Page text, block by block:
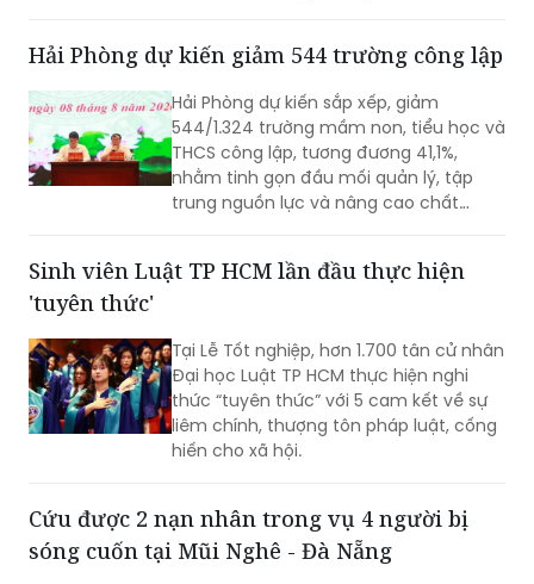
đến việc đổ, chôn lấp trái phép hơn
Hải Phòng dự kiến giảm 544 trường công lập
Hải Phòng dự kiến sắp xếp, giảm
544/1.324 trường mầm non, tiểu học và
THCS công lập, tương đương 41,1%,
nhằm tinh gọn đầu mối quản lý, tập
trung nguồn lực và nâng cao chất
Sinh viên Luật TP HCM lần đầu thực hiện
'tuyên thức'
Tại Lễ Tốt nghiệp, hơn 1.700 tân cử nhân
Đại học Luật TP HCM thực hiện nghi
thức “tuyên thức” với 5 cam kết về sự
liêm chính, thượng tôn pháp luật, cống
hiến cho xã hội.
Cứu được 2 nạn nhân trong vụ 4 người bị
sóng cuốn tại Mũi Nghê - Đà Nẵng